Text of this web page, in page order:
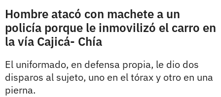
Hombre atacó con machete a un
policía porque le inmovilizó el carro en
la vía Cajicá- Chía
El uniformado, en defensa propia, le dio dos
disparos al sujeto, uno en el tórax y otro en una
pierna.